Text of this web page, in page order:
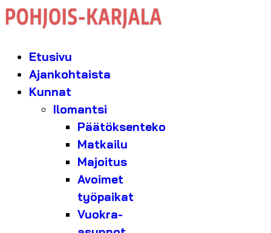
Etusivu
Ajankohtaista
Kunnat
Ilomantsi
Päätöksenteko
Matkailu
Majoitus
Avoimet
työpaikat
Vuokra-